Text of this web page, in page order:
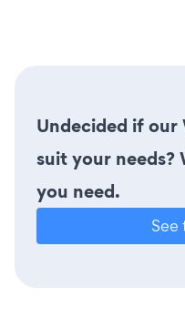
Undecided if our
suit your needs?
you need.
See